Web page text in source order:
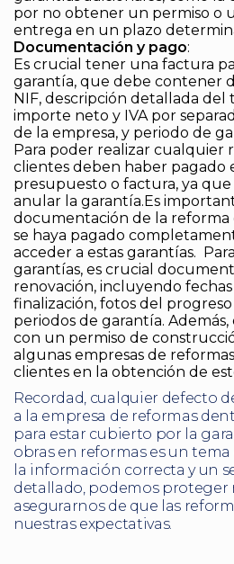
por no obtener un permiso o
entrega en un plazo
Documentación y pago:
Es crucial tener una factura
garantía, que debe contener
NIF, descripción detallada del
importe neto y IVA por
de la empresa, y periodo de
Para poder realizar cualquier
clientes deben haber pagado
presupuesto o factura, ya
anular la garantía.Es
documentación de la reforma
se haya pagado
acceder a estas garantías.
garantías, es crucial
renovación, incluyendo fechas
finalización, fotos del
periodos de garantía.
con un permiso de
algunas empresas de
clientes en la obtención de
Recordad, cualquier defecto
a la empresa de reformas
para estar cubierto por la
obras en reformas es un
la información correcta y un
detallado, podemos proteger
asegurarnos de que las
nuestras expectativas.